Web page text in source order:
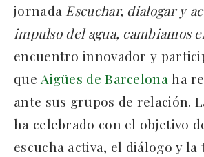
jornada Escuchar, dialogar y
impulso del agua, cambiamos
encuentro innovador y
queAigües de Barcelonaha
ante sus grupos de relación.
ha celebrado con el objetivo
escucha activa, el diálogo y